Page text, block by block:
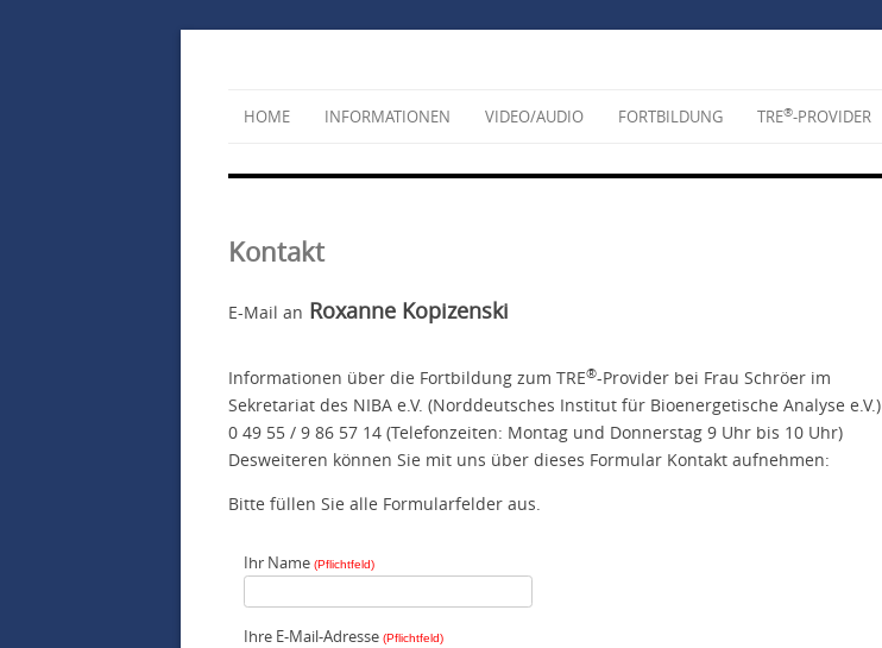
HOME INFORMATIONEN VIDEO/AUDIO FORTBILDUNG TRE®-PROVIDER
Kontakt
E-Mail an Roxanne Kopizenski
Informationen über die Fortbildung zum TRE®-Provider bei Frau Schröer im
Sekretariat des NIBA e.V. (Norddeutsches Institut für Bioenergetische Analyse e.V.)
0 49 55 / 9 86 57 14 (Telefonzeiten: Montag und Donnerstag 9 Uhr bis 10 Uhr)
Desweiteren können Sie mit uns über dieses Formular Kontakt aufnehmen:
Bitte füllen Sie alle Formularfelder aus.
Ihr Name (Pflichtfeld)
Ihre E-Mail-Adresse (Pflichtfeld)